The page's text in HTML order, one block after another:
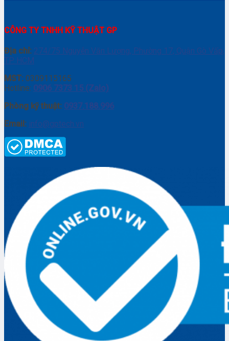
CÔNG TY TNHH KỸ THUẬT GP
Địa chỉ: 274/75 Nguyễn Văn Lượng, Phường 17, Quận Gò Vấp,
TP. HCM
MST: 0309115165
Hotline: 0906 7373 15 (Zalo)
Phòng kỹ thuật: 0937.188.996
Email: info@gptech.vn